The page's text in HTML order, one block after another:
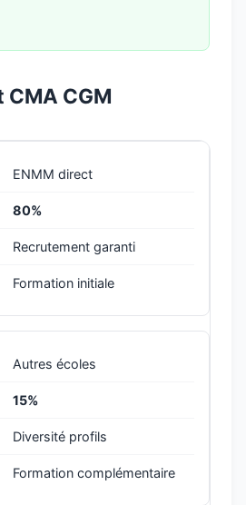
CGM
ENMM direct
80%
Recrutement garanti
Formation initiale
Autres écoles
15%
Diversité profils
Formation complémentaire